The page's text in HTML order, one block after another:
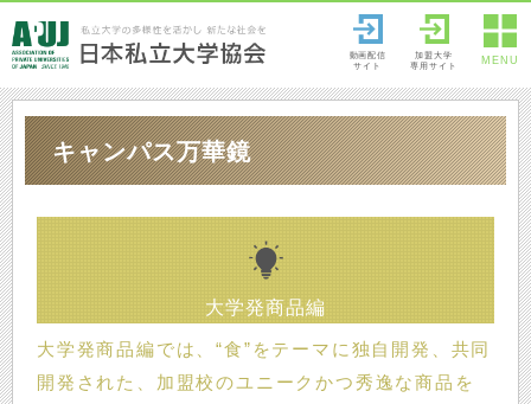
動画配信
サイト
加盟大学
専用サイト
MENU
キャンパス万華鏡
大学発商品編
大学発商品編では、“食”をテーマに独自開発、共同
開発された、加盟校のユニークかつ秀逸な商品を